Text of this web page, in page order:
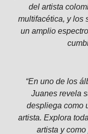
del artista
multifacética, y los
un amplio
“En uno de los
Juanes revela
despliega como
artista. Explora
artista y